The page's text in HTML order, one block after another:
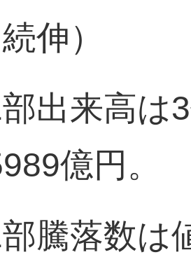
伸）
出来高は
億円。
騰落数は